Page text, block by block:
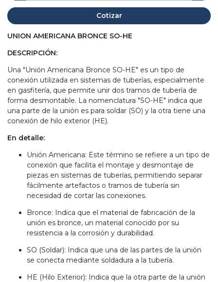
Cotizar
UNION AMERICANA BRONCE SO-HE
DESCRIPCIÓN:
Una "Unión Americana Bronce SO-HE" es un tipo de
conexión utilizada en sistemas de tuberías, especialmente
en gasfitería, que permite unir dos tramos de tubería de
forma desmontable. La nomenclatura "SO-HE" indica que
una parte de la unión es para soldar (SO) y la otra tiene una
conexión de hilo exterior (HE).
En detalle:
Unión Americana: Este término se refiere a un tipo de
conexión que facilita el montaje y desmontaje de
piezas en sistemas de tuberías, permitiendo separar
fácilmente artefactos o tramos de tubería sin
necesidad de cortar las conexiones.
Bronce: Indica que el material de fabricación de la
unión es bronce, un material conocido por su
resistencia a la corrosión y durabilidad.
SO (Soldar): Indica que una de las partes de la unión
se conecta mediante soldadura a la tubería.
HE (Hilo Exterior): Indica que la otra parte de la unión